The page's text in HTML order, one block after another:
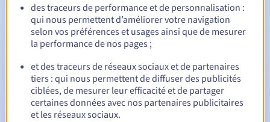
Emails d'avertissement :60, 30, 15, 7 et 3 jours avant la
date d'échéance
E-mail le jour de l'expiration pour notification de la
suspension du nom de domaine
E-mail après la Redemption Grace Periodpour
notification de la suppression du nom de domaine
des traceurs de performance et de personnalisation :
qui nous permettent d’améliorer votre navigation
selon vos préférences et usages ainsi que de mesurer
la performance de nos pages ;
et des traceurs de réseaux sociaux et de partenaires
tiers : qui nous permettent de diffuser des publicités
ciblées, de mesurer leur efficacité et de partager
certaines données avec nos partenaires publicitaires
et les réseaux sociaux.